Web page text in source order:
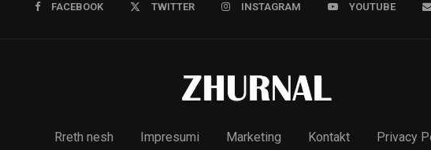
FACEBOOK TWITTER INSTAGRAM YOUTUBE
Rreth nesh Impresumi Marketing Kontakt Privacy